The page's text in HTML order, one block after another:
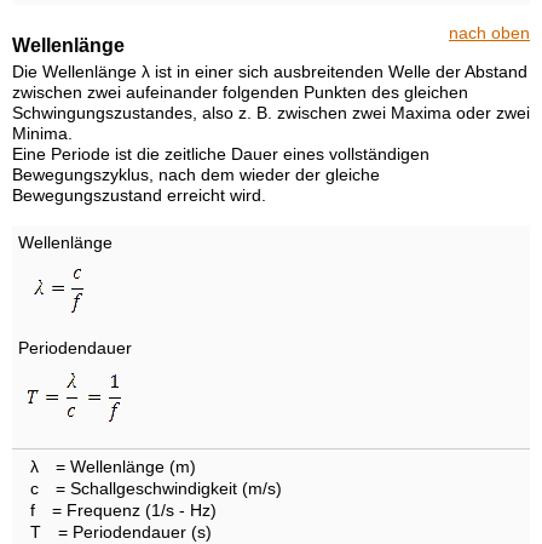
nach oben
Wellenlänge
Die Wellenlänge λ ist in einer sich ausbreitenden Welle der Abstand
zwischen zwei aufeinander folgenden Punkten des gleichen
Schwingungszustandes, also z. B. zwischen zwei Maxima oder zwei
Minima.
Eine Periode ist die zeitliche Dauer eines vollständigen
Bewegungszyklus, nach dem wieder der gleiche
Bewegungszustand erreicht wird.
Wellenlänge
Periodendauer
λ
= Wellenlänge (m)
c
= Schallgeschwindigkeit (m/s)
f
= Frequenz (1/s - Hz)
T
= Periodendauer (s)